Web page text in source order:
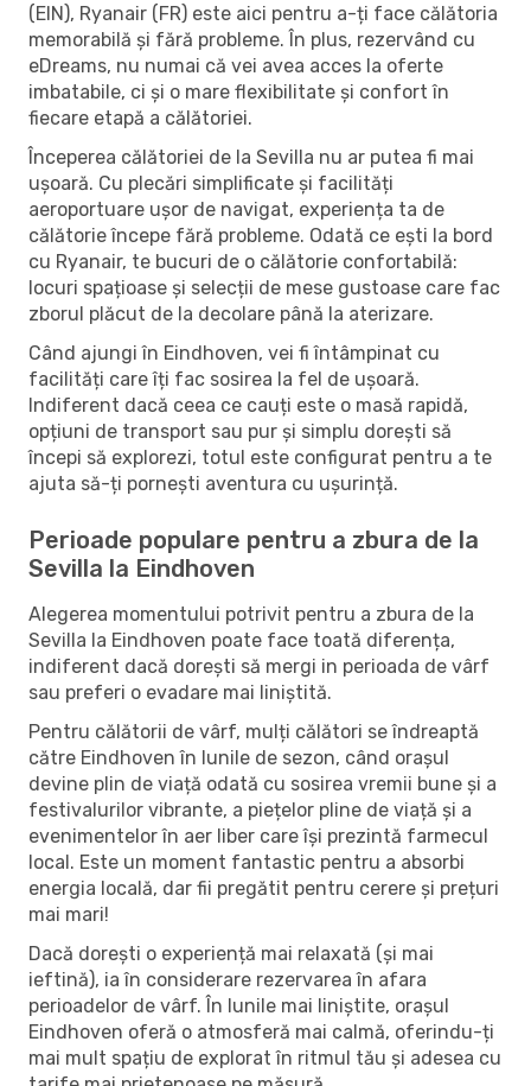
(EIN), Ryanair (FR) este aici pentru a-ți face călătoria
memorabilă și fără probleme. În plus, rezervând cu
eDreams, nu numai că vei avea acces la oferte
imbatabile, ci și o mare flexibilitate și confort în
fiecare etapă a călătoriei.
Începerea călătoriei de la Sevilla nu ar putea fi mai
ușoară. Cu plecări simplificate și facilități
aeroportuare ușor de navigat, experiența ta de
călătorie începe fără probleme. Odată ce ești la bord
cu Ryanair, te bucuri de o călătorie confortabilă:
locuri spațioase și selecții de mese gustoase care fac
zborul plăcut de la decolare până la aterizare.
Când ajungi în Eindhoven, vei fi întâmpinat cu
facilități care îți fac sosirea la fel de ușoară.
Indiferent dacă ceea ce cauți este o masă rapidă,
opțiuni de transport sau pur și simplu dorești să
începi să explorezi, totul este configurat pentru a te
ajuta să-ți pornești aventura cu ușurință.
Perioade populare pentru a zbura de la
Sevilla la Eindhoven
Alegerea momentului potrivit pentru a zbura de la
Sevilla la Eindhoven poate face toată diferența,
indiferent dacă dorești să mergi in perioada de vârf
sau preferi o evadare mai liniștită.
Pentru călătorii de vârf, mulți călători se îndreaptă
către Eindhoven în lunile de sezon, când orașul
devine plin de viață odată cu sosirea vremii bune și a
festivalurilor vibrante, a piețelor pline de viață și a
evenimentelor în aer liber care își prezintă farmecul
local. Este un moment fantastic pentru a absorbi
energia locală, dar fii pregătit pentru cerere și prețuri
mai mari!
Dacă dorești o experiență mai relaxată (și mai
ieftină), ia în considerare rezervarea în afara
perioadelor de vârf. În lunile mai liniștite, orașul
Eindhoven oferă o atmosferă mai calmă, oferindu-ți
mai mult spațiu de explorat în ritmul tău și adesea cu